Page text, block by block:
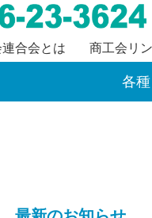
合会とは 商工会リ
各